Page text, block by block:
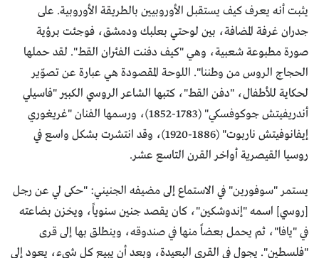
يثبت أنه يعرف كيف يستقبل الأوروبيين بالطريقة الأوروبية. على
جدران غرفة المضافة، بين لوحتي بعلبك ودمشق، فوجئت برؤية
صورة مطبوعة شعبية، وهي "كيف دفنت الفئران القط". لقد حملها
الحجاج الروس من وطننا". اللوحة المقصودة هي عبارة عن تصوّير
لحكاية للأطفال، "دفن القط"، كتبها الشاعر الروسي الكبير "فاسيلي
أندريفيتش جوكوفسكي" (1783-1852)، ورسمها الفنان "غريغوري
إيفانوفيتش ناربوت" (1886-1920)، وقد انتشرت بشكل واسع في
روسيا القيصرية أواخر القرن التاسع عشر.
يستمر "سوفورين" في الاستماع إلى مضيفه الجنيني: "حكى لي عن رجل
[روسي] اسمه "إندوشكين"، كان يقصد جنين سنوياً، ويخزن بضاعته
في "يافا"، ثم يحمل بعضاً منها في صندوقه، وينطلق بها إلى قرى
"فلسطين". يجول في القرى البعيدة، وبعد أن يبيع كل شيء، يعود إلى